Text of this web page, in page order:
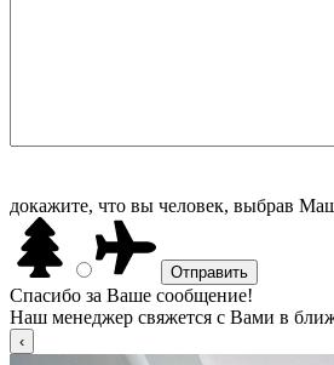
докажите, что вы человек, выбрав
Спасибо за Ваше сообщение!
Наш менеджер свяжется с Вами в